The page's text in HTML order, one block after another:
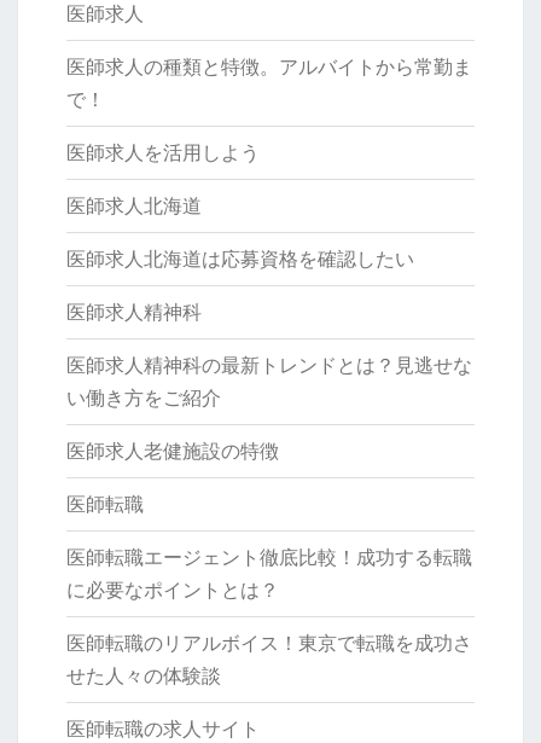
医師求人
医師求人の種類と特徴。アルバイトから常勤ま
で！
医師求人を活用しよう
医師求人北海道
医師求人北海道は応募資格を確認したい
医師求人精神科
医師求人精神科の最新トレンドとは？見逃せな
い働き方をご紹介
医師求人老健施設の特徴
医師転職
医師転職エージェント徹底比較！成功する転職
に必要なポイントとは？
医師転職のリアルボイス！東京で転職を成功さ
せた人々の体験談
医師転職の求人サイト